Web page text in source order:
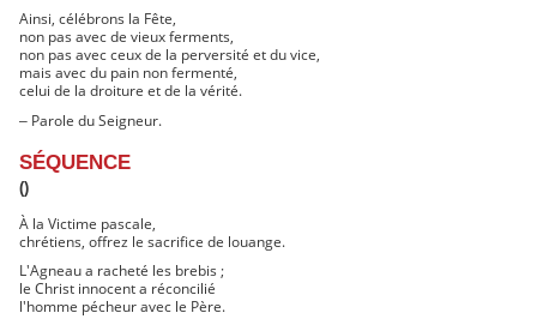
Ainsi, célébrons la Fête,
non pas avec de vieux ferments,
non pas avec ceux de la perversité et du vice,
mais avec du pain non fermenté,
celui de la droiture et de la vérité.
– Parole du Seigneur.
SÉQUENCE
()
À la Victime pascale,
chrétiens, offrez le sacrifice de louange.
L'Agneau a racheté les brebis ;
le Christ innocent a réconcilié
l'homme pécheur avec le Père.